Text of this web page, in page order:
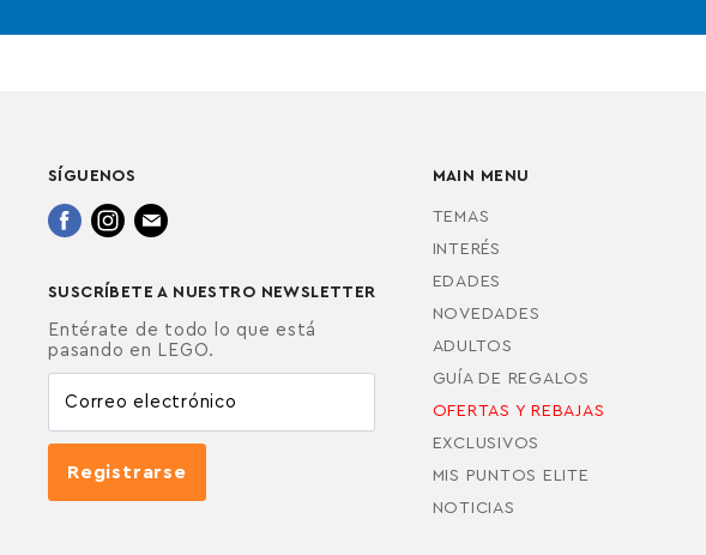
SÍGUENOS
Encuéntrenos
Encuéntrenos
Encuéntrenos
SUSCRÍBETE A NUESTRO NEWSLETTER
Entérate de todo lo que está
pasando en LEGO.
Correo electrónico
Registrarse
MAIN MENU
TEMAS
INTERÉS
EDADES
NOVEDADES
ADULTOS
GUÍA DE REGALOS
OFERTAS Y REBAJAS
EXCLUSIVOS
MIS PUNTOS ELITE
NOTICIAS